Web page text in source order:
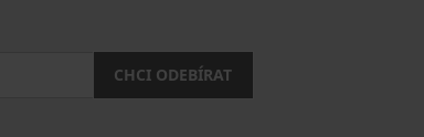
CHCI ODEBÍRAT